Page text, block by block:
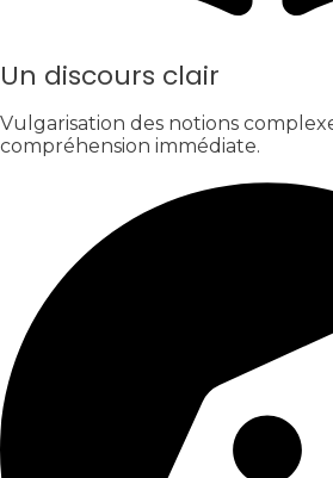
Un discours clair
Vulgarisation des notions
compréhension immédiate.